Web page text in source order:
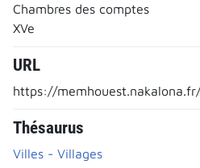
Chambres des comptes
XVe
URL
https://
Thésaurus
Villes - Villages